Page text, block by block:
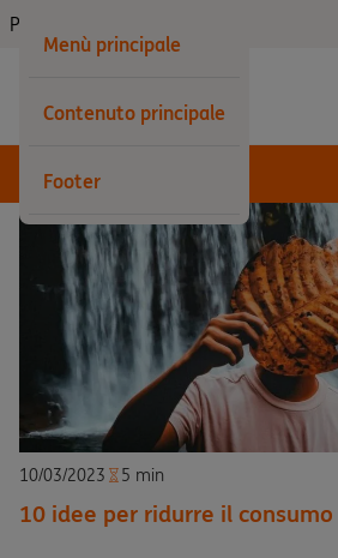
Menù principale
Contenuto principale
Footer
Privati
10/03/2023 5 min
10 idee per ridurre il